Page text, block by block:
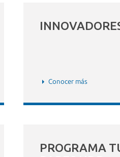
Conocer más
PROGRAMA